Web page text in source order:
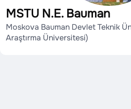
MSTU N.E. Bauman
Moskova Bauman Devlet Teknik
Araştırma Üniversitesi)